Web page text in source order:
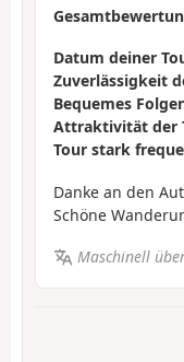
Datum deiner
Zuverlässigkeit
Bequemes
Attraktivität der
Tour stark
Danke an den
Schöne
Maschinell